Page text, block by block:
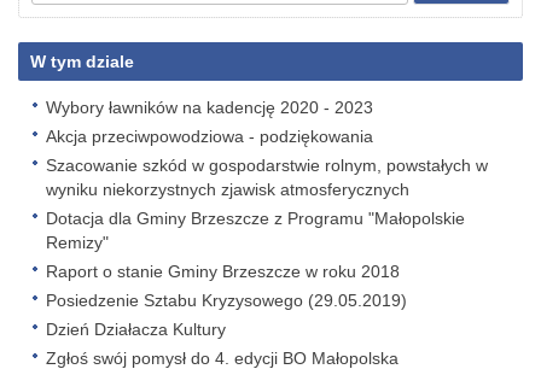
W tym dziale
Wybory ławników na kadencję 2020 - 2023
Akcja przeciwpowodziowa - podziękowania
Szacowanie szkód w gospodarstwie rolnym, powstałych w
wyniku niekorzystnych zjawisk atmosferycznych
Dotacja dla Gminy Brzeszcze z Programu "Małopolskie
Remizy"
Raport o stanie Gminy Brzeszcze w roku 2018
Posiedzenie Sztabu Kryzysowego (29.05.2019)
Dzień Działacza Kultury
Zgłoś swój pomysł do 4. edycji BO Małopolska